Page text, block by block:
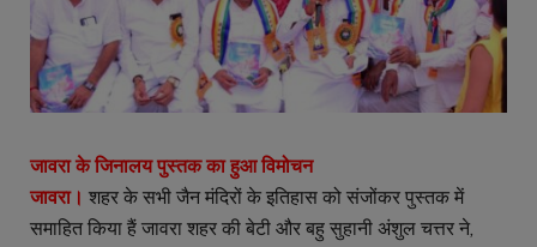
जावरा के जिनालय पुस्तक का हुआ विमोचन
जावरा। शहर के सभी जैन मंदिरों के इतिहास को संजोंकर पुस्तक में
समाहित किया हैं जावरा शहर की बेटी और बहु सुहानी अंशुल चत्तर ने,